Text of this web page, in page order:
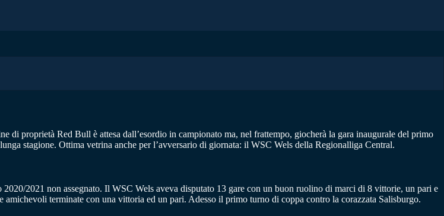
di proprietà Red Bull è attesa dall’esordio in campionato ma, nel frattempo, giocherà la gara inaugurale del primo
stagione. Ottima vetrina anche per l’avversario di giornata: il WSC Wels della Regionalliga Central.
2021 non assegnato. Il WSC Wels aveva disputato 13 gare con un buon ruolino di marci di 8 vittorie, un pari e
terminate con una vittoria ed un pari. Adesso il primo turno di coppa contro la corazzata Salisburgo.